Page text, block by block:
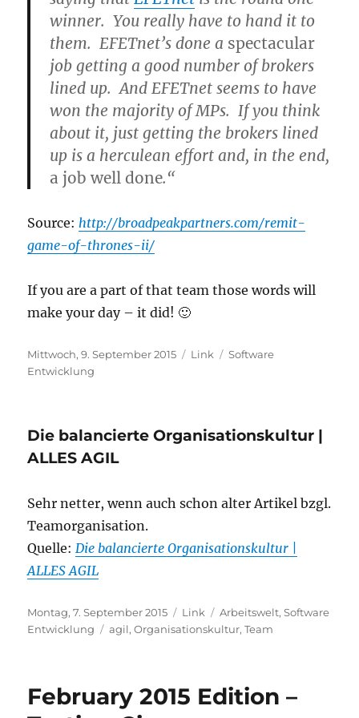
winner. You really have to hand it to
them. EFETnet’s done a spectacular
job getting a good number of brokers
lined up. And EFETnet seems to have
won the majority of MPs. If you think
about it, just getting the brokers lined
up is a herculean effort and, in the end,
a job well done.“
Source: http://broadpeakpartners.com/remit-
game-of-thrones-ii/
If you are a part of that team those words will
make your day – it did! 🙂
Veröffentlicht
am
Mittwoch, 9. September 2015 Format
Link Kategorien
Software
Entwicklung
Die balancierte Organisationskultur |
ALLES AGIL
Sehr netter, wenn auch schon alter Artikel bzgl.
Teamorganisation.
Quelle: Die balancierte Organisationskultur |
ALLES AGIL
Veröffentlicht
am
Montag, 7. September 2015 Format
Link Kategorien
Arbeitswelt,Software
Entwicklung
Schlagwörter
agil,Organisationskultur,Team
February 2015 Edition –